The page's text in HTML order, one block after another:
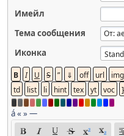
Имейл
Тема сообщения
Иконка
á« »—